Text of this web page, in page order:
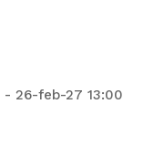
-26-feb-27 13:00